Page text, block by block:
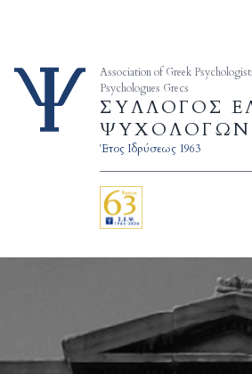
Association of Greek
Psychologues Grecs
ΣΥΛΛΟΓΟΣ
ΨΥΧΟΛΟΓΩΝ
Έτος Ιδρύσεως 1963